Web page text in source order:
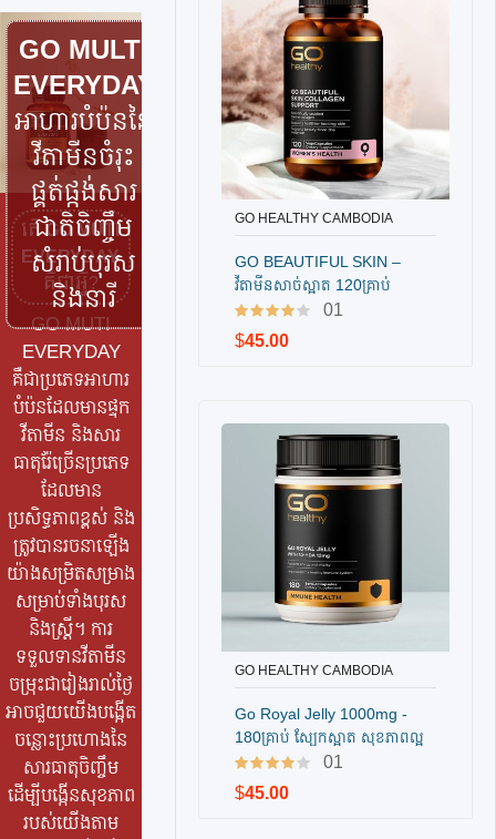
eryda
y ,
#វីតាមី
នឡើង
គីឡូ​ ,
#អា
ហារ
បំប៉ន
គ្រប់
មុខ,
#អា
ហារ
បំប៉ន
ច្រើន
មុខ,
#អា
ហា
បំប៉ន
សមា
សធាតុ
ចំរុះ
#go
#mult
i,
#ever
yday,
#vita
min
#សុខ
ភាពស
GO MULTI
EVERYDAY
អាហារបំប៉ននៃ
វីតាមីនចំរុះ
ផ្គត់ផ្កង់សារ
ជាតិចិញ្ចឹម
សំរាប់បុរស
និងនារី
តើGO MUTI
EVERYDAY
គឺជាអ្វី?
GO MUTI
EVERYDAY
គឺជាប្រភេទអាហារ
បំប៉នដែលមានផ្ទុក
វីតាមីន និងសារ
ធាតុរ៉ែច្រើនប្រភេទ
ដែលមាន
ប្រសិទ្ធភាពខ្ពស់ និង
ត្រូវបានរចនាឡើង
យ៉ាងសម្រិតសម្រាង
សម្រាប់ទាំងបុរស
និងស្ត្រី។ ការ
ទទួលទានវីតាមីន
ចម្រុះជារៀងរាល់ថ្ងៃ
អាចជួយយើងបង្កើត
ចន្លោះប្រហោងនៃ
សារធាតុចិញ្ចឹម
ដើម្បីបង្កើនសុខភាព
របស់យើងតាម
បញ្ជាទិញ
GO HEALTHY CAMBODIA
GO BEAUTIFUL SKIN –
វីតាមីនសាច់ស្អាត 120គ្រាប់
01
$45.00
បញ្ជាទិញ
GO HEALTHY CAMBODIA
Go Royal Jelly 1000mg -
180គ្រាប់ ស្បែកស្អាត សុខភាពល្អ
01
$45.00